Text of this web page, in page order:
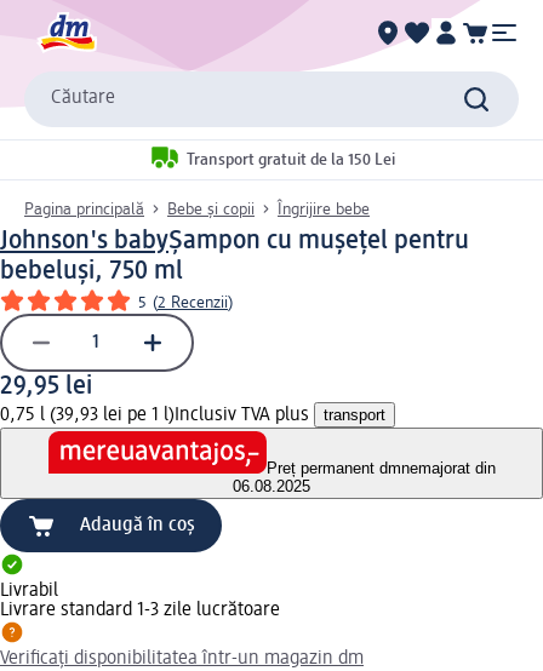
Căutare
Transport gratuit de la 150 Lei
Pagina principală Bebe și copii Îngrijire bebe
Johnson's babyȘampon cu mușețel pentru
bebeluși, 750 ml
5 (2 Recenzii)
29,95 lei
0,75 l (39,93 lei pe 1 l) Inclusiv TVA plus transport
Preț permanent dmnemajorat din
06.08.2025
Adaugă în coș
Livrabil
Livrare standard 1-3 zile lucrătoare
Verificați disponibilitatea într-un magazin dm